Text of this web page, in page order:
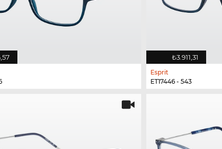
₺3.911,31
Esprit
ET17446 - 543